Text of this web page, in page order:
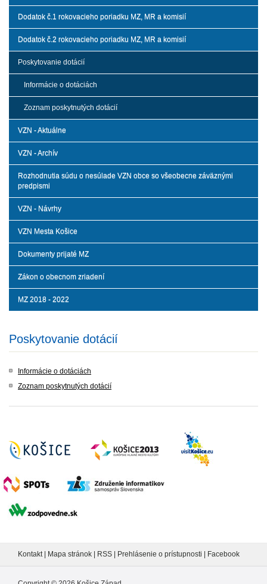
Dodatok č.1 rokovacieho poriadku MZ, MR a komisií
Dodatok č.2 rokovacieho poriadku MZ, MR a komisií
Poskytovanie dotácií
Informácie o dotáciách
Zoznam poskytnutých dotácií
VZN - Aktuálne
VZN - Archív
Rozhodnutia súdu o nesúlade VZN obce so všeobecne záväznými
predpismi
VZN - Návrhy
VZN Mesta Košice
Dokumenty prijaté MZ
Zákon o obecnom zriadení
MZ 2018 - 2022
Poskytovanie dotácií
Informácie o dotáciách
Zoznam poskytnutých dotácií
Kontakt | Mapa stránok | RSS | Prehlásenie o prístupnosti | Facebook